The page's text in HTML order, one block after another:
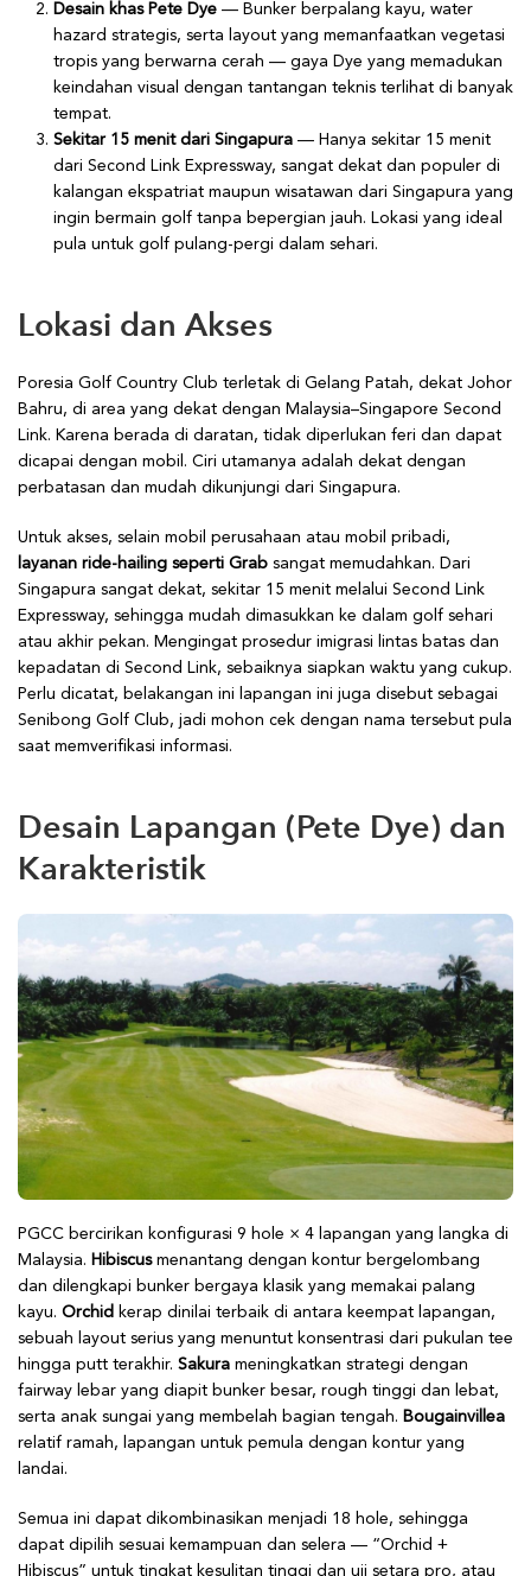
Desain khas Pete Dye — Bunker berpalang kayu, water
hazard strategis, serta layout yang memanfaatkan vegetasi
tropis yang berwarna cerah — gaya Dye yang memadukan
keindahan visual dengan tantangan teknis terlihat di banyak
tempat.
Sekitar 15 menit dari Singapura — Hanya sekitar 15 menit
dari Second Link Expressway, sangat dekat dan populer di
kalangan ekspatriat maupun wisatawan dari Singapura yang
ingin bermain golf tanpa bepergian jauh. Lokasi yang ideal
pula untuk golf pulang-pergi dalam sehari.
Lokasi dan Akses
Poresia Golf Country Club terletak di Gelang Patah, dekat Johor
Bahru, di area yang dekat dengan Malaysia–Singapore Second
Link. Karena berada di daratan, tidak diperlukan feri dan dapat
dicapai dengan mobil. Ciri utamanya adalah dekat dengan
perbatasan dan mudah dikunjungi dari Singapura.
Untuk akses, selain mobil perusahaan atau mobil pribadi,
layanan ride-hailing seperti Grab sangat memudahkan. Dari
Singapura sangat dekat, sekitar 15 menit melalui Second Link
Expressway, sehingga mudah dimasukkan ke dalam golf sehari
atau akhir pekan. Mengingat prosedur imigrasi lintas batas dan
kepadatan di Second Link, sebaiknya siapkan waktu yang cukup.
Perlu dicatat, belakangan ini lapangan ini juga disebut sebagai
Senibong Golf Club, jadi mohon cek dengan nama tersebut pula
saat memverifikasi informasi.
Desain Lapangan (Pete Dye) dan
Karakteristik
PGCC bercirikan konfigurasi 9 hole × 4 lapangan yang langka di
Malaysia. Hibiscusmenantang dengan kontur bergelombang
dan dilengkapi bunker bergaya klasik yang memakai palang
kayu. Orchid kerap dinilai terbaik di antara keempat lapangan,
sebuah layout serius yang menuntut konsentrasi dari pukulan tee
hingga putt terakhir. Sakura meningkatkan strategi dengan
fairway lebar yang diapit bunker besar, rough tinggi dan lebat,
serta anak sungai yang membelah bagian tengah. Bougainvillea
relatif ramah, lapangan untuk pemula dengan kontur yang
landai.
Semua ini dapat dikombinasikan menjadi 18 hole, sehingga
dapat dipilih sesuai kemampuan dan selera — “Orchid +
Hibiscus” untuk tingkat kesulitan tinggi dan uji setara pro, atau